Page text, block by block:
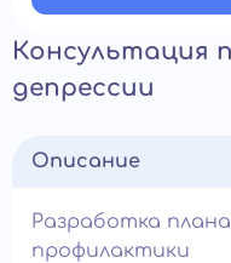
Консультация
депрессии
Описание
Разработка плана
профилактики